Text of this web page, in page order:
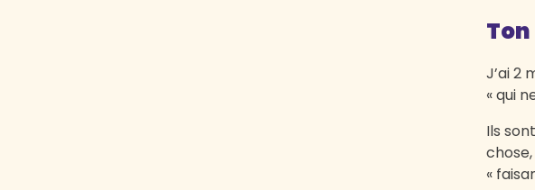
J’ai 2
« qui
Ils
«